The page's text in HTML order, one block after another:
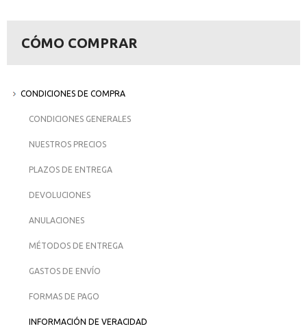
CÓMO COMPRAR
CONDICIONES DE COMPRA
CONDICIONES GENERALES
NUESTROS PRECIOS
PLAZOS DE ENTREGA
DEVOLUCIONES
ANULACIONES
MÉTODOS DE ENTREGA
GASTOS DE ENVÍO
FORMAS DE PAGO
INFORMACIÓN DE VERACIDAD